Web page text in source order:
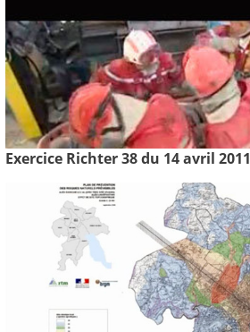
Exercice Richter 38 du 14 avril 2011